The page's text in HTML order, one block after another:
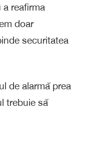
reafirma
doar
securitatea
de alarmă prea
trebuie să